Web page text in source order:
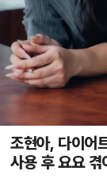
조현아, 다이어
사용 후 요요 겪